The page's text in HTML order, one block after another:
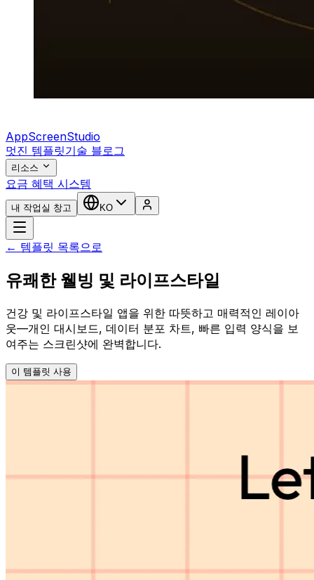
AppScreenStudio
멋진 템플릿기술 블로그
리소스
요금 혜택 시스템
내 작업실 창고 KO
← 템플릿 목록으로
유쾌한 웰빙 및 라이프스타일
건강 및 라이프스타일 앱을 위한 따뜻하고 매력적인 레이아
웃—개인 대시보드, 데이터 분포 차트, 빠른 입력 양식을 보
여주는 스크린샷에 완벽합니다.
이 템플릿 사용